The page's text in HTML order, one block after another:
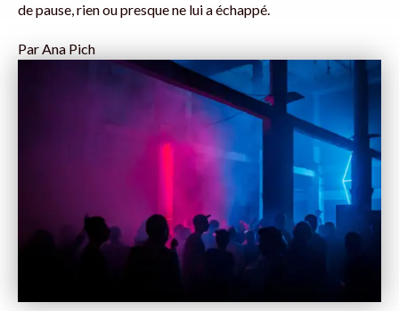
de pause, rien ou presque ne lui a échappé.
ParAna Pich